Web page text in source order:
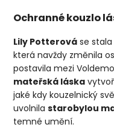
Ochranné kouzlo
Lily Potterová se
která navždy změnila
postavila mezi
mateřská láska
jaké kdy kouzelnický
uvolnila starobylou
temné umění.